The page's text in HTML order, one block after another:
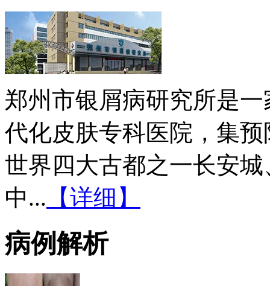
郑州市银屑病研究所是
代化皮肤专科医院，集
世界四大古都之一长安
中... 【详细】
病例解析